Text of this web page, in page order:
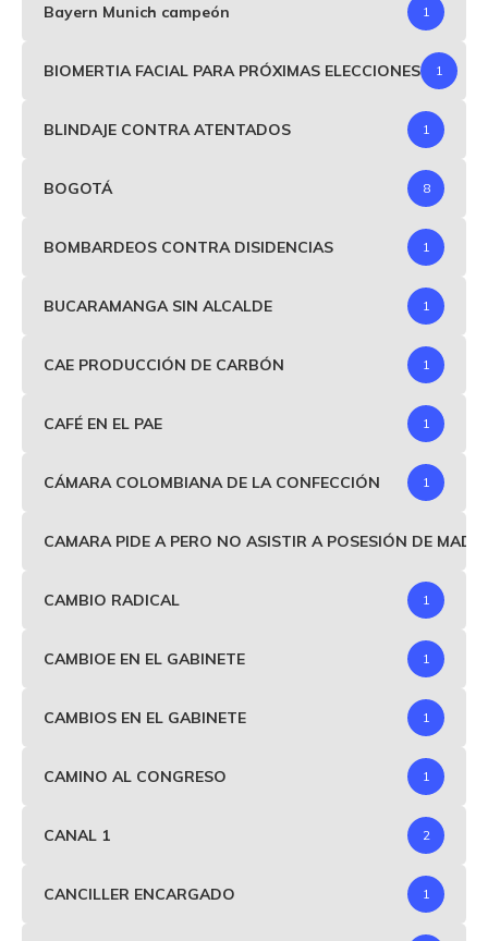
Bayern Munich campeón 1
BIOMERTIA FACIAL PARA PRÓXIMAS ELECCIONES 1
BLINDAJE CONTRA ATENTADOS 1
BOGOTÁ 8
BOMBARDEOS CONTRA DISIDENCIAS 1
BUCARAMANGA SIN ALCALDE 1
CAE PRODUCCIÓN DE CARBÓN 1
CAFÉ EN EL PAE 1
CÁMARA COLOMBIANA DE LA CONFECCIÓN 1
CAMARA PIDE A PERO NO ASISTIR A POSESIÓN DE
CAMBIO RADICAL 1
CAMBIOE EN EL GABINETE 1
CAMBIOS EN EL GABINETE 1
CAMINO AL CONGRESO 1
CANAL 1 2
CANCILLER ENCARGADO 1